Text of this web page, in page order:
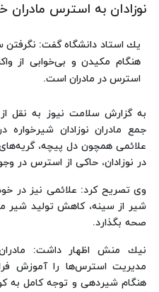
نوزادان به استرس
یك استاد دانشگاه گفت:
هنگام مكیدن و بی‌خوابی از
استرس در مادران است.
به گزارش سلامت نیوز به نقل
جمع مادران نوزادان شیرخواره
علائمی همچون دل پیچه،
در نوزادان، حاكی از استرس در
وی تصریح كرد: علائمی نیز در
شیر از سینه، كاهش تولید شیر
صحه بگذارد.
نیك منش اظهار داشت:
مدیریت استرس‌ها را آموزش
هنگام شیردهی و توجه كامل